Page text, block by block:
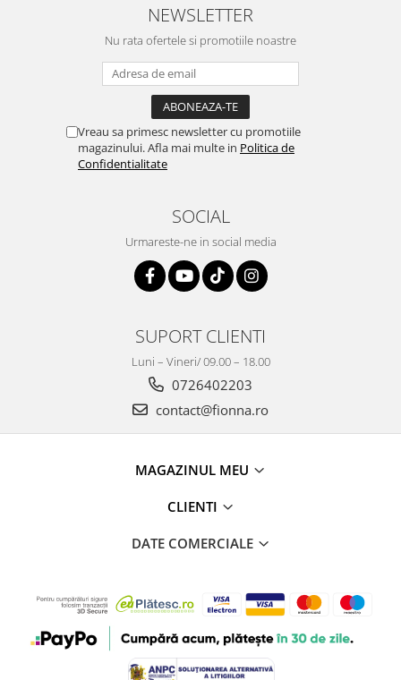
NEWSLETTER
Nu rata ofertele si promotiile noastre
Vreau sa primesc newsletter cu promotiile
magazinului. Afla mai multe in Politica de
Confidentialitate
SOCIAL
Urmareste-ne in social media
SUPORT CLIENTI
Luni – Vineri/ 09.00 – 18.00
0726402203
contact@fionna.ro
MAGAZINUL MEU
CLIENTI
DATE COMERCIALE